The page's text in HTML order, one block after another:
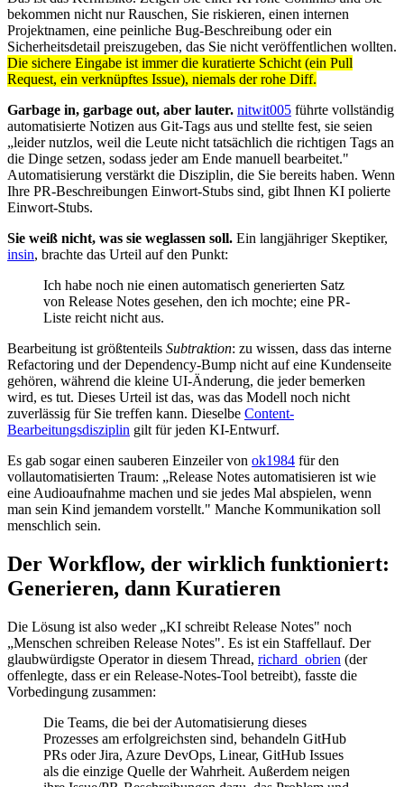
bekommen nicht nur Rauschen, Sie riskieren, einen internen
Projektnamen, eine peinliche Bug-Beschreibung oder ein
Sicherheitsdetail preiszugeben, das Sie nicht veröffentlichen wollten.
Die sichere Eingabe ist immer die kuratierte Schicht (ein Pull
Request, ein verknüpftes Issue), niemals der rohe Diff.
Garbage in, garbage out, aber lauter. nitwit005 führte vollständig
automatisierte Notizen aus Git-Tags aus und stellte fest, sie seien
„leider nutzlos, weil die Leute nicht tatsächlich die richtigen Tags an
die Dinge setzen, sodass jeder am Ende manuell bearbeitet."
Automatisierung verstärkt die Disziplin, die Sie bereits haben. Wenn
Ihre PR-Beschreibungen Einwort-Stubs sind, gibt Ihnen KI polierte
Einwort-Stubs.
Sie weiß nicht, was sie weglassen soll. Ein langjähriger Skeptiker,
insin, brachte das Urteil auf den Punkt:
Ich habe noch nie einen automatisch generierten Satz
von Release Notes gesehen, den ich mochte; eine PR-
Liste reicht nicht aus.
Bearbeitung ist größtenteils Subtraktion: zu wissen, dass das interne
Refactoring und der Dependency-Bump nicht auf eine Kundenseite
gehören, während die kleine UI-Änderung, die jeder bemerken
wird, es tut. Dieses Urteil ist das, was das Modell noch nicht
zuverlässig für Sie treffen kann. Dieselbe Content-
Bearbeitungsdisziplin gilt für jeden KI-Entwurf.
Es gab sogar einen sauberen Einzeiler von ok1984 für den
vollautomatisierten Traum: „Release Notes automatisieren ist wie
eine Audioaufnahme machen und sie jedes Mal abspielen, wenn
man sein Kind jemandem vorstellt." Manche Kommunikation soll
menschlich sein.
Der Workflow, der wirklich funktioniert:
Generieren, dann Kuratieren
Die Lösung ist also weder „KI schreibt Release Notes" noch
„Menschen schreiben Release Notes". Es ist ein Staffellauf. Der
glaubwürdigste Operator in diesem Thread, richard_obrien (der
offenlegte, dass er ein Release-Notes-Tool betreibt), fasste die
Vorbedingung zusammen:
Die Teams, die bei der Automatisierung dieses
Prozesses am erfolgreichsten sind, behandeln GitHub
PRs oder Jira, Azure DevOps, Linear, GitHub Issues
als die einzige Quelle der Wahrheit. Außerdem neigen